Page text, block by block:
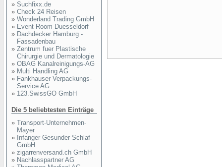
» Suchfixx.de
» Check 24 Reisen
» Wonderland Trading GmbH
» Event Room Duesseldorf
» Dachdecker Hamburg -
Fassadenbau
» Zentrum fuer Plastische
Chirurgie und Dermatologie
» OBAG Kanalreinigungs-AG
» Multi Handling AG
» Fankhauser Verpackungs-
Service AG
» 123.SwissGO GmbH
Die 5 beliebtesten Einträge
» Transport-Unternehmen-
Mayer
» Infanger Gesunder Schlaf
GmbH
» zigarrenversand.ch GmbH
» Nachlasspartner AG